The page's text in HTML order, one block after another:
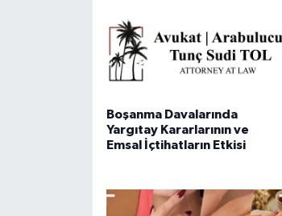
Boşanma Davalarında
Yargıtay Kararlarının ve
Emsal İçtihatların Etkisi